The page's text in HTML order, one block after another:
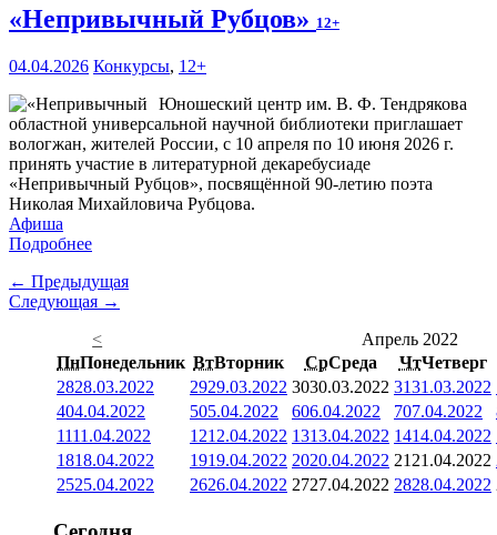
«Непривычный Рубцов» 12+
04.04.2026 Конкурсы, 12+
Юношеский центр им. В. Ф. Тендрякова
областной универсальной научной библиотеки приглашает
вологжан, жителей России, с 10 апреля по 10 июня 2026 г.
принять участие в литературной декаребусиаде
«Непривычный Рубцов», посвящённой 90-летию поэта
Николая Михайловича Рубцова.
Афиша
Подробнее
← Предыдущая
Следующая →
<
Апрель 2022
ПнПонедельник ВтВторник СрСреда ЧтЧетверг
2828.03.2022 2929.03.2022 3030.03.2022 3131.03.2022
404.04.2022 505.04.2022 606.04.2022 707.04.2022
1111.04.2022 1212.04.2022 1313.04.2022 1414.04.2022
1818.04.2022 1919.04.2022 2020.04.2022 21 21.04.2022
2525.04.2022 2626.04.2022 2727.04.2022 2828.04.2022